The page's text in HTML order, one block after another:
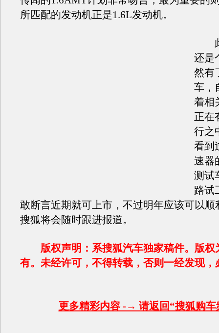
所匹配的发动机正是1.6L发动机。
此
还是
然有
车，
着相
正在
行之
看到
速器
测试
路试
敢断言近期就可上市，不过明年应该可以顺
搜狐将会随时跟进报道。
版权声明：系搜狐汽车独家稿件。版权
有。未经许可，不得转载，否则一经发现
更多精彩内容 -→ 请返回“搜狐购车